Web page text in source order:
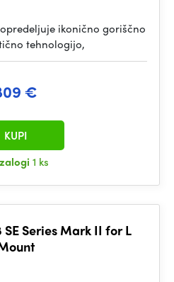
ikonično goriščno
tehnologijo,
€
1 ks
KUPI
Series Mark II for L